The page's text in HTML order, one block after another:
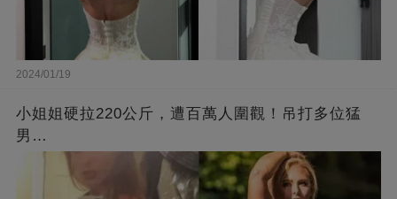
2024/01/19
小姐姐硬拉220公斤，遭百萬人圍觀！吊打多位猛
男…